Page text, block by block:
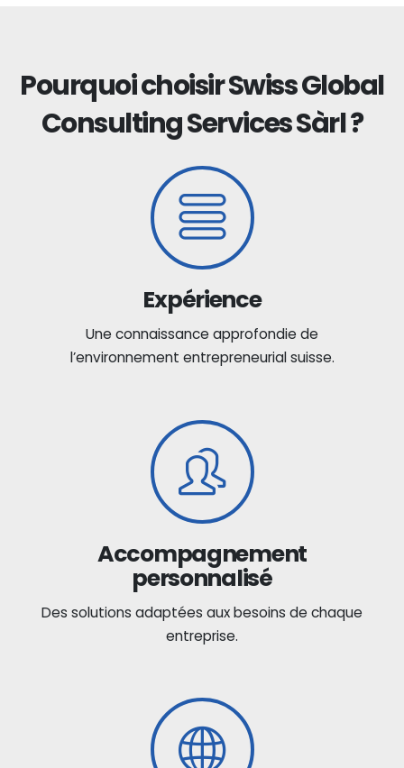
Pourquoi choisir Swiss Global
Consulting Services Sàrl ?
Expérience
Une connaissance approfondie de
l’environnement entrepreneurial suisse.
Accompagnement
personnalisé
Des solutions adaptées aux besoins de chaque
entreprise.